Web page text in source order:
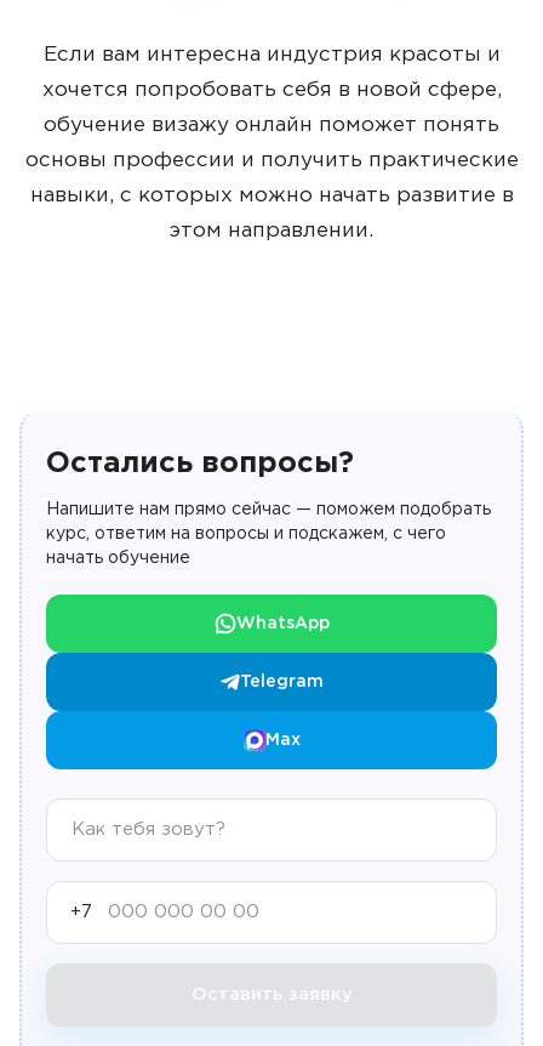
Если вам интересна индустрия красоты и
хочется попробовать себя в новой сфере,
обучение визажу онлайн поможет понять
основы профессии и получить практические
навыки, с которых можно начать развитие в
этом направлении.
Остались вопросы?
Напишите нам прямо сейчас — поможем подобрать
курс, ответим на вопросы и подскажем, с чего
начать обучение
WhatsApp
Telegram
Max
+7
Оставить заявку